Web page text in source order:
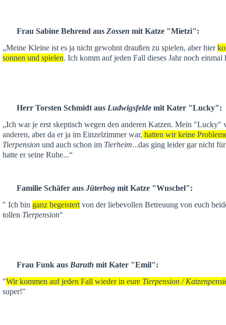
Frau Sabine Behrend aus Zossen mit Katze "Mietzi":
„Meine Kleine ist es ja nicht gewohnt draußen zu spielen, aber hier
sonnen und spielen. Ich komm auf jeden Fall dieses Jahr noch einmal
Herr Torsten Schmidt aus Ludwigsfelde mit Kater "Lucky":
„Ich war je erst skeptisch wegen den anderen Katzen. Mein "Lucky"
anderen, aber da er ja im Einzelzimmer war, hatten wir keine
Tierpension und auch schon im Tierheim...das ging leider gar nicht
hatte er seine Ruhe...“
Familie Schäfer aus Jüterbog mit Katze "Wuschel":
" Ich bin ganz begeistert von der liebevollen Betreuung von euch
tollen Tierpension"
Frau Funk aus Baruth mit Kater "Emil":
"Wir kommen auf jeden Fall wieder in eure Tierpension /
super!"